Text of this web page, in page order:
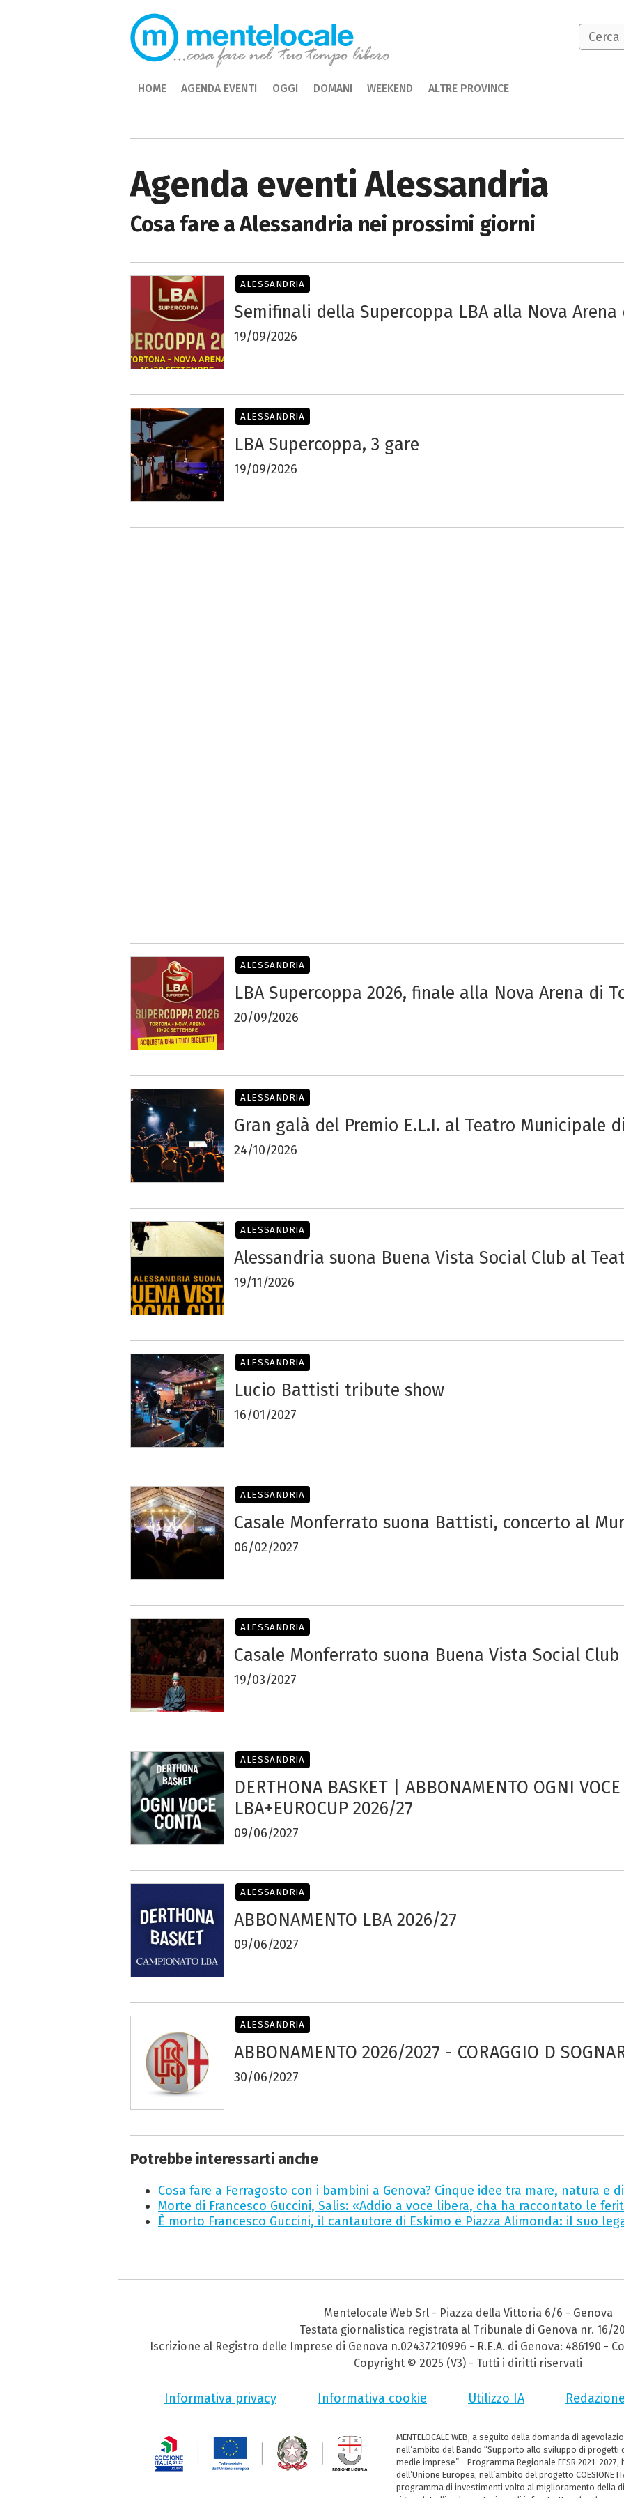
Agenda eventi Alessandria
Cosa fare a Alessandria nei prossimi giorni
Semifinali della Supercoppa LBA alla Nova
19/09/2026
ALESSANDRIA
LBA Supercoppa, 3 gare
19/09/2026
ALESSANDRIA
LBA Supercoppa 2026, finale alla Nova Arena di
20/09/2026
ALESSANDRIA
Gran galà del Premio E.L.I. al Teatro Municipale
24/10/2026
ALESSANDRIA
Alessandria suona Buena Vista Social Club al
19/11/2026
ALESSANDRIA
Lucio Battisti tribute show
16/01/2027
ALESSANDRIA
Casale Monferrato suona Battisti, concerto al
06/02/2027
ALESSANDRIA
Casale Monferrato suona Buena Vista Social
19/03/2027
ALESSANDRIA
DERTHONA BASKET | ABBONAMENTO OGNI
LBA+EUROCUP 2026/27
09/06/2027
ALESSANDRIA
ABBONAMENTO LBA 2026/27
09/06/2027
ALESSANDRIA
ABBONAMENTO 2026/2027 - CORAGGIO D
30/06/2027
ALESSANDRIA
Potrebbe interessarti anche
Cosa fare a Ferragosto con i bambini a Genova? Cinque idee tra mare, natura e
Morte di Francesco Guccini, Salis: «Addio a voce libera, cha ha raccontato le
È morto Francesco Guccini, il cantautore di Eskimo e Piazza Alimonda: il suo
HOME AGENDA EVENTI OGGI DOMANI WEEKEND ALTRE PROVINCE
Mentelocale Web Srl - Piazza della Vittoria 6/6 - Genova
Testata giornalistica registrata al Tribunale di Genova nr. 16/
Iscrizione al Registro delle Imprese di Genova n.02437210996 - R.E.A. di Genova: 486190 -
Copyright © 2025 (V3) - Tutti i diritti riservati
Informativa privacy Informativa cookie Utilizzo IA Redazione
MENTELOCALE WEB, a seguito della domanda di
nell’ambito del Bando “Supporto allo sviluppo di
medie imprese” - Programma Regionale FESR
dell’Unione Europea, nell’ambito del progetto COESIONE
programma di investimenti volto al miglioramento della